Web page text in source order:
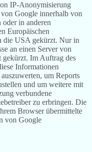
IP-Anonymisierung
Google innerhalb von
in anderen
Europäischen
die USA gekürzt. Nur in
an einen Server von
Im Auftrag des
Informationen
um Reports
und um weitere mit
verbundene
zu erbringen. Die
Browser übermittelte
von Google